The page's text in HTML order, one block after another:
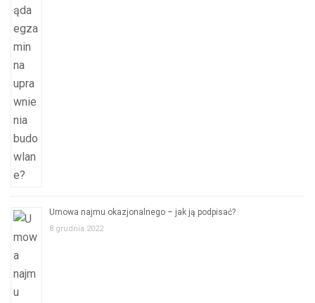
Umowa najmu okazjonalnego – jak ją podpisać?
8 grudnia 2022